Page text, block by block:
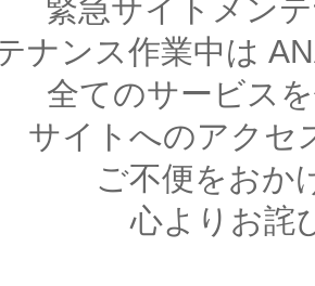
緊急サイトメン
ナンス作業中は
全てのサービス
サイトへのアクセ
ご不便をおか
心よりお詫